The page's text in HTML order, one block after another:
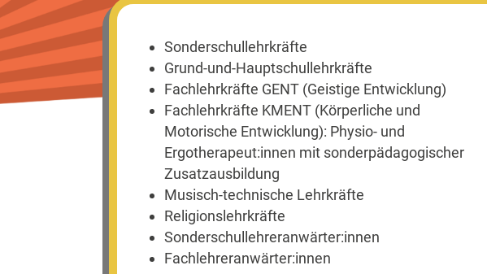
Sonderschullehrkräfte
Grund-und-Hauptschullehrkräfte
Fachlehrkräfte GENT (Geistige Entwicklung)
Fachlehrkräfte KMENT (Körperliche und
Motorische Entwicklung): Physio- und
Ergotherapeut:innen mit sonderpädagogischer
Zusatzausbildung
Musisch-technische Lehrkräfte
Religionslehrkräfte
Sonderschullehreranwärter:innen
Fachlehreranwärter:innen